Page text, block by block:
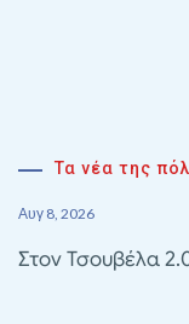
Τα νέα της
Αυγ 8, 2026
Στον Τσουβέλα